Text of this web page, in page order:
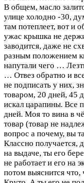
В общем, масло
улице холодно -30,
там потеплеет, вот и
ужас крышка не
заводится, даже не
разным положением
напутали чего …
… Отвез обратно и
не подписать у них,
товаром, 20 дней, 45
искал царапины. Все
дней. Моя то вина в
товар (товар не
вопрос а почему, вы
Классно получается,
на выдаче, ты его
не работает и его на
потом выяснится что,